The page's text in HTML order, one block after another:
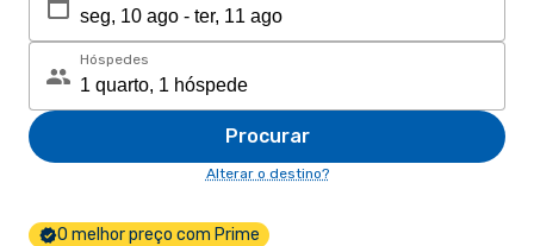
Hóspedes
Procurar
Alterar o destino?
O melhor preço com Prime